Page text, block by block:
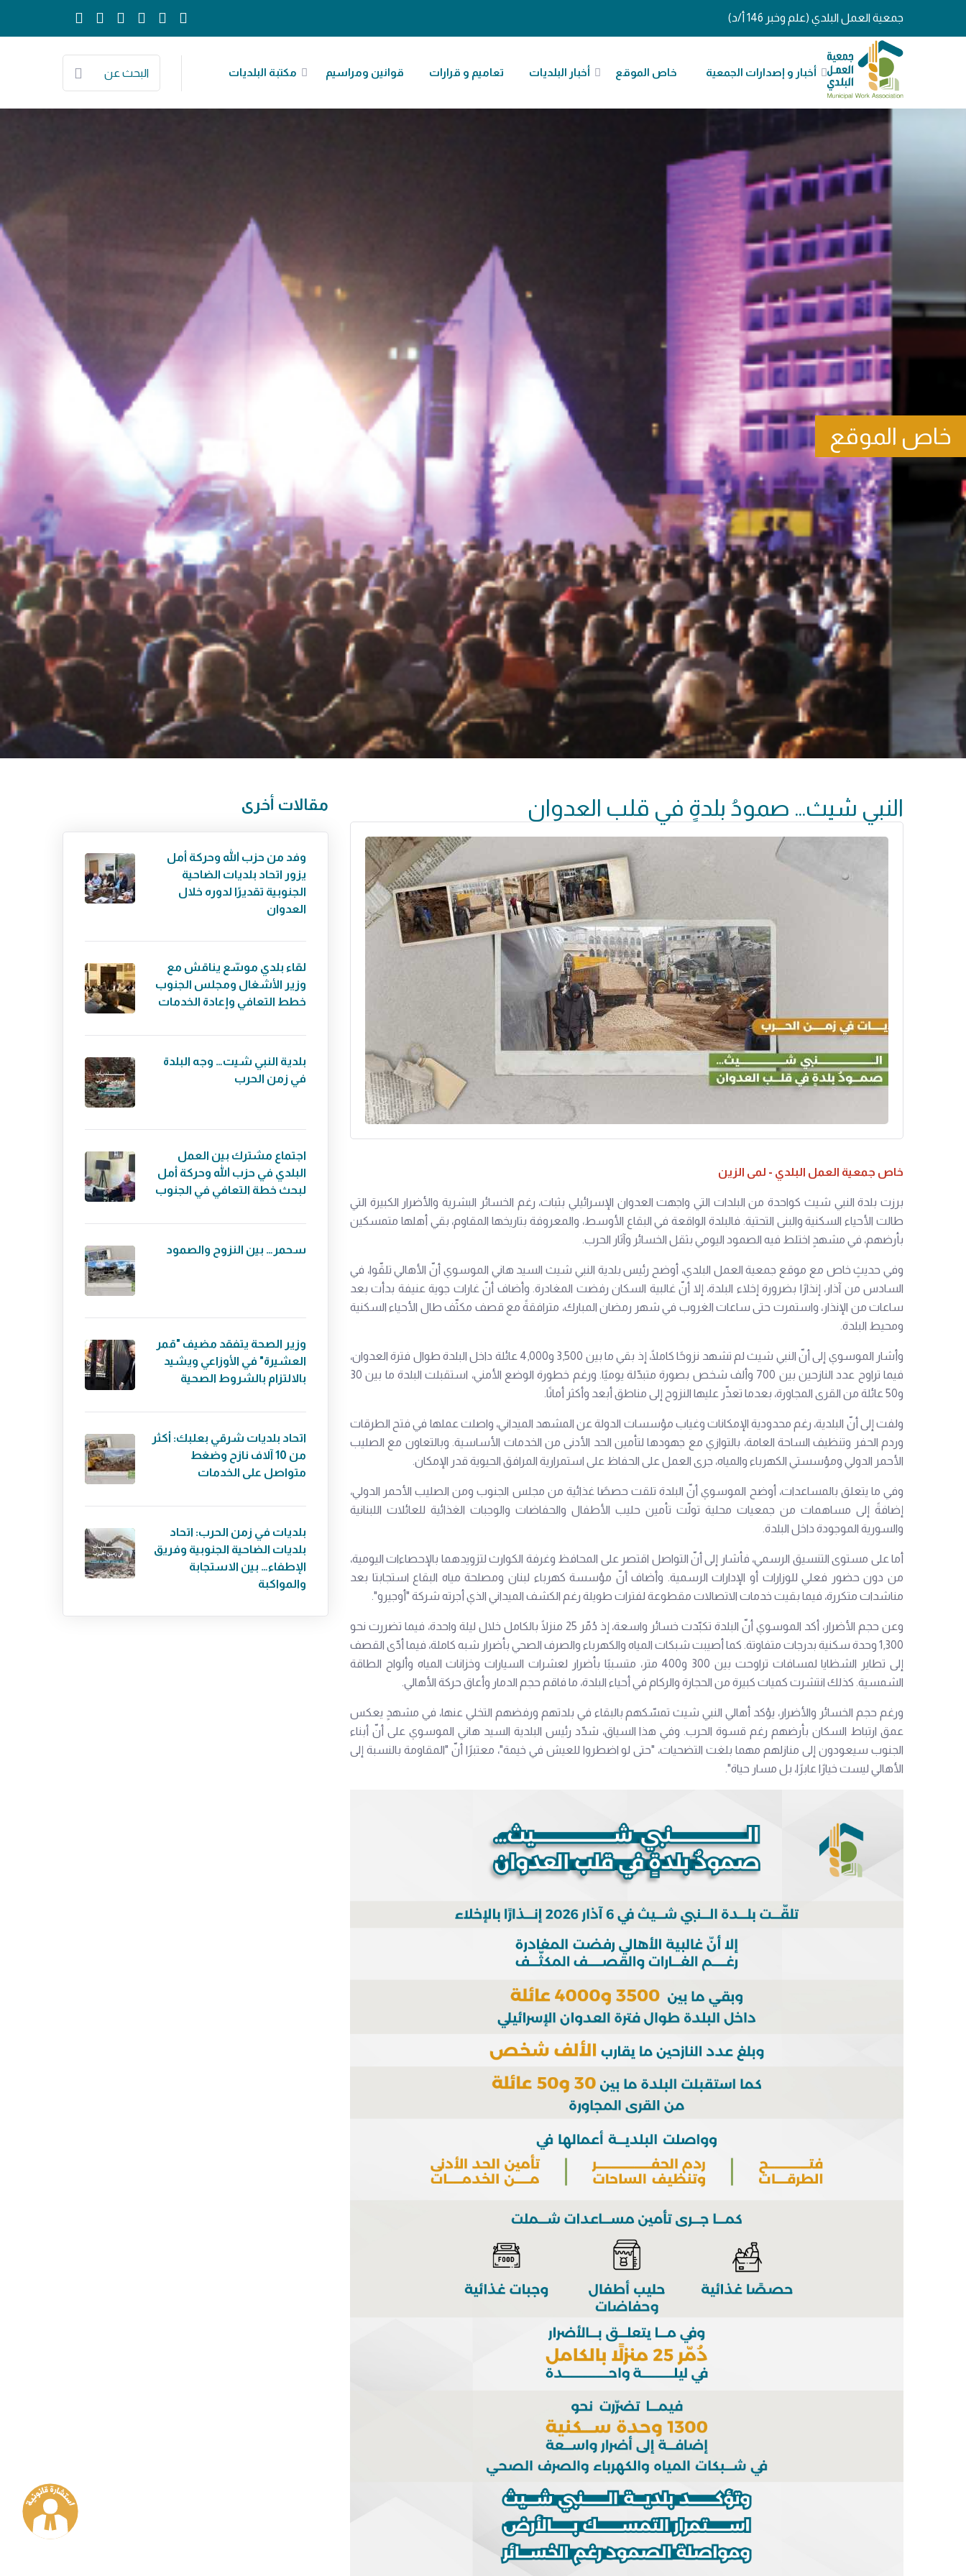
جمعية العمل البلدي (علم وخبر 146 أ/د)
أخبار و إصدارات الجمعية خاص الموقع أخبار البلديات تعاميم و قرارات قوانين ومراسيم مكتبة البلديات البحث عن
خاص الموقع
النبي شيث… صمودُ بلدةٍ في قلب العدوان
خاص جمعية العمل البلدي - لمى الزين
برزت بلدة النبي شيث كواحدة من البلدات التي واجهت العدوان الإسرائيلي بثبات، رغم الخسائر البشرية والأضرار الكبيرة التي
طالت الأحياء السكنية والبنى التحتية. فالبلدة الواقعة في البقاع الأوسط، والمعروفة بتاريخها المقاوم، بقي أهلها متمسكين
بأرضهم، في مشهدٍ اختلط فيه الصمود اليومي بثقل الخسائر وآثار الحرب.
وفي حديثٍ خاص مع موقع جمعية العمل البلدي، أوضح رئيس بلدية النبي شيث السيد هاني الموسوي أنّ الأهالي تلقّوا، في
السادس من آذار، إنذارًا بضرورة إخلاء البلدة، إلا أنّ غالبية السكان رفضت المغادرة. وأضاف أنّ غارات جوية عنيفة بدأت بعد
ساعات من الإنذار، واستمرت حتى ساعات الغروب في شهر رمضان المبارك، مترافقةً مع قصف مكثّف طال الأحياء السكنية
ومحيط البلدة.
وأشار الموسوي إلى أنّ النبي شيث لم تشهد نزوحًا كاملًا، إذ بقي ما بين 3,500 و4,000 عائلة داخل البلدة طوال فترة العدوان،
فيما تراوح عدد النازحين بين 700 وألف شخص بصورة متبدّلة يوميًا. ورغم خطورة الوضع الأمني، استقبلت البلدة ما بين 30
و50 عائلة من القرى المجاورة، بعدما تعذّر عليها النزوح إلى مناطق أبعد وأكثر أمانًا.
ولفت إلى أنّ البلدية، رغم محدودية الإمكانات وغياب مؤسسات الدولة عن المشهد الميداني، واصلت عملها في فتح الطرقات
وردم الحفر وتنظيف الساحة العامة، بالتوازي مع جهودها لتأمين الحد الأدنى من الخدمات الأساسية. وبالتعاون مع الصليب
الأحمر الدولي ومؤسستي الكهرباء والمياه، جرى العمل على الحفاظ على استمرارية المرافق الحيوية قدر الإمكان.
وفي ما يتعلق بالمساعدات، أوضح الموسوي أنّ البلدة تلقت حصصًا غذائية من مجلس الجنوب ومن الصليب الأحمر الدولي،
إضافةً إلى مساهمات من جمعيات محلية تولّت تأمين حليب الأطفال والحفاضات والوجبات الغذائية للعائلات اللبنانية
والسورية الموجودة داخل البلدة.
أما على مستوى التنسيق الرسمي، فأشار إلى أنّ التواصل اقتصر على المحافظ وغرفة الكوارث لتزويدهما بالإحصاءات اليومية،
من دون حضور فعلي للوزارات أو الإدارات الرسمية. وأضاف أنّ مؤسسة كهرباء لبنان ومصلحة مياه البقاع استجابتا بعد
مناشدات متكررة، فيما بقيت خدمات الاتصالات مقطوعة لفترات طويلة رغم الكشف الميداني الذي أجرته شركة "أوجيرو".
وعن حجم الأضرار، أكد الموسوي أنّ البلدة تكبّدت خسائر واسعة، إذ دُمّر 25 منزلًا بالكامل خلال ليلة واحدة، فيما تضررت نحو
1,300 وحدة سكنية بدرجات متفاوتة. كما أصيبت شبكات المياه والكهرباء والصرف الصحي بأضرار شبه كاملة، فيما أدّى القصف
إلى تطاير الشظايا لمسافات تراوحت بين 300 و400 متر، متسببًا بأضرار لعشرات السيارات وخزانات المياه وألواح الطاقة
الشمسية. كذلك انتشرت كميات كبيرة من الحجارة والركام في أحياء البلدة، ما فاقم حجم الدمار وأعاق حركة الأهالي.
ورغم حجم الخسائر والأضرار، يؤكد أهالي النبي شيث تمسّكهم بالبقاء في بلدتهم ورفضهم التخلي عنها، في مشهدٍ يعكس
عمق ارتباط السكان بأرضهم رغم قسوة الحرب. وفي هذا السياق، شدّد رئيس البلدية السيد هاني الموسوي على أنّ أبناء
الجنوب سيعودون إلى منازلهم مهما بلغت التضحيات، "حتى لو اضطروا للعيش في خيمة"، معتبرًا أنّ "المقاومة بالنسبة إلى
الأهالي ليست خيارًا عابرًا، بل مسار حياة".
مقالات أخرى
وفد من حزب الله وحركة أمل
يزور اتحاد بلديات الضاحية
الجنوبية تقديرًا لدوره خلال
العدوان
لقاء بلدي موسّع يناقش مع
وزير الأشغال ومجلس الجنوب
خطط التعافي وإعادة الخدمات
بلدية النبي شيت… وجه البلدة
في زمن الحرب
اجتماع مشترك بين العمل
البلدي في حزب الله وحركة أمل
لبحث خطة التعافي في الجنوب
سحمر… بين النزوح والصمود
وزير الصحة يتفقد مضيف "قمر
العشيرة" في الأوزاعي ويشيد
بالالتزام بالشروط الصحية
اتحاد بلديات شرقي بعلبك: أكثر
من 10 آلاف نازح وضغط
متواصل على الخدمات
بلديات في زمن الحرب: اتحاد
بلديات الضاحية الجنوبية وفريق
الإطفاء… بين الاستجابة
والمواكبة